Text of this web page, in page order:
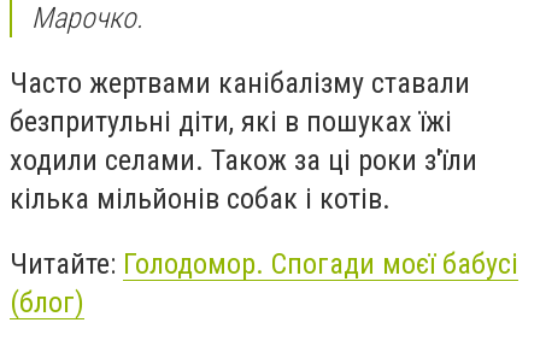
Марочко.
Часто жертвами канібалізму ставали
безпритульні діти, які в пошуках їжі
ходили селами. Також за ці роки з'їли
кілька мільйонів собак і котів.
Читайте: Голодомор. Спогади моєї бабусі
(блог)